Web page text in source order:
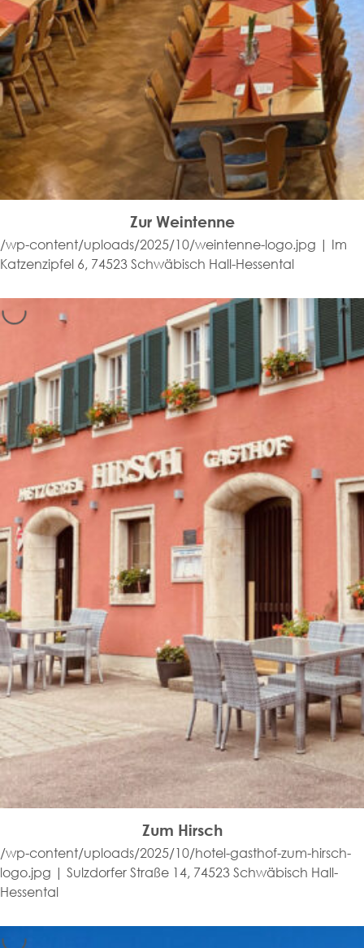
Zur Weintenne
/wp-content/uploads/2025/10/weintenne-logo.jpg | Im
Katzenzipfel 6, 74523 Schwäbisch Hall-Hessental
Zum Hirsch
/wp-content/uploads/2025/10/hotel-gasthof-zum-hirsch-
logo.jpg | Sulzdorfer Straße 14, 74523 Schwäbisch Hall-
Hessental